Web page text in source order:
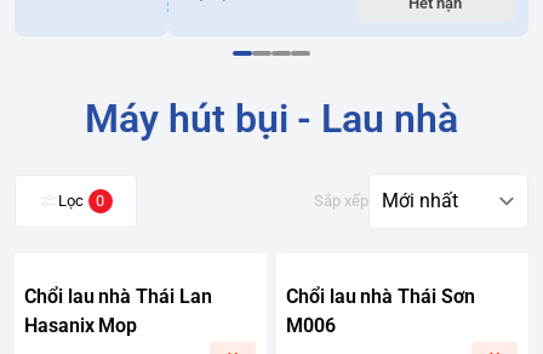
Máy hút bụi - Lau nhà
Lọc 0 Sắp xếp
Chổi lau nhà Thái Lan
Hasanix Mop
Chổi lau nhà Thái Sơn
M006